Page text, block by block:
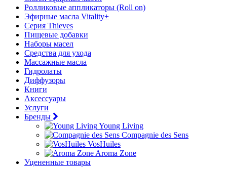
Ролликовые аппликаторы (Roll on)
Эфирные масла Vitality+
Серия Thieves
Пищевые добавки
Наборы масел
Средства для ухода
Массажные масла
Гидролаты
Диффузоры
Книги
Аксессуары
Услуги
Бренды
Young Living
Compagnie des Sens
VosHuiles
Aroma Zone
Уцененные товары